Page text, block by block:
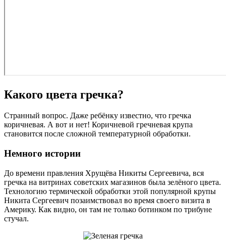
Какого цвета гречка?
Странный вопрос. Даже ребёнку известно, что гречка
коричневая. А вот и нет! Коричневой гречневая крупа
становится после сложной температурной обработки.
Немного истории
До времени правления Хрущёва Никиты Сергеевича, вся
гречка на витринах советских магазинов была зелёного цвета.
Технологию термической обработки этой популярной крупы
Никита Сергеевич позаимствовал во время своего визита в
Америку. Как видно, он там не только ботинком по трибуне
стучал.